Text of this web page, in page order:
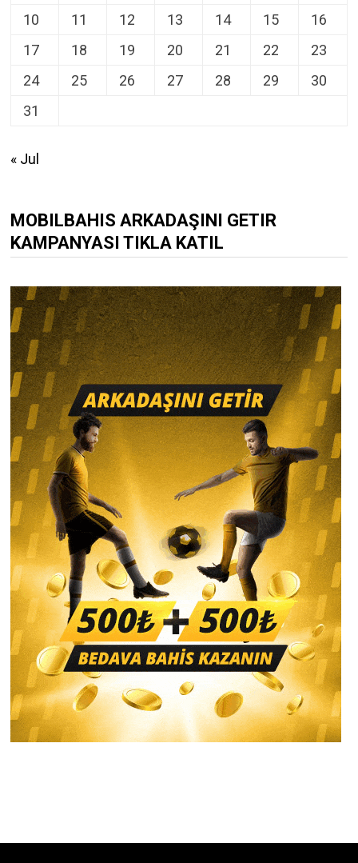
10 11 12 13 14 15
16
17
18 19 20 21 22
23
24
25 26 27 28 29
30
31
« Jul
MOBILBAHIS ARKADAŞINI GETIR
KAMPANYASI TIKLA KATIL